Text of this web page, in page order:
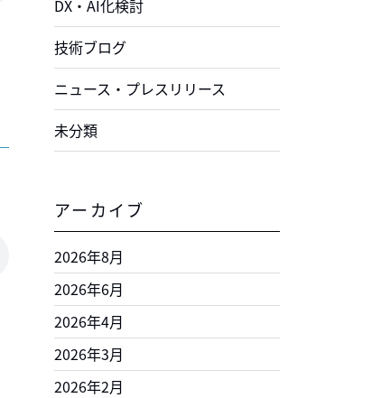
DX・AI化検討
技術ブログ
ニュース・プレスリリース
未分類
アーカイブ
2026年8月
2026年6月
2026年4月
2026年3月
2026年2月